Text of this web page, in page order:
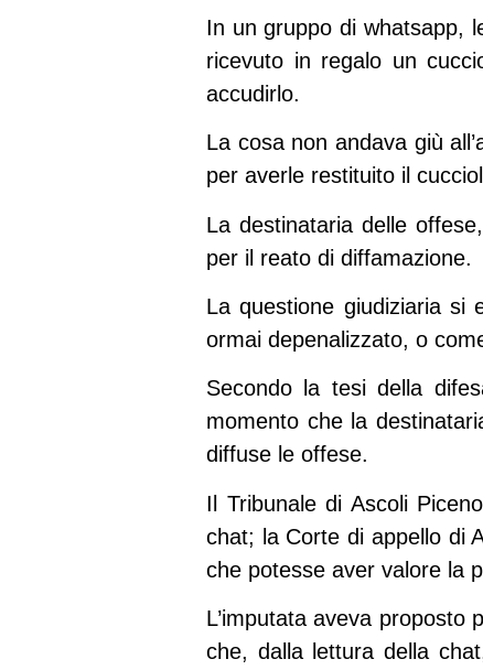
In un gruppo di whatsapp,
ricevuto in regalo un
accudirlo.
La cosa non andava giù
per averle restituito il
La destinataria delle
per il reato di diffamazione.
La questione giudiziaria si
ormai depenalizzato, o
Secondo la tesi della
momento che la
diffuse le offese.
Il Tribunale di Ascoli
chat; la Corte di appello di
che potesse aver valore la
L’imputata aveva
che, dalla lettura della